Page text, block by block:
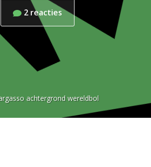
2 reacties
achtergrond wereldbol